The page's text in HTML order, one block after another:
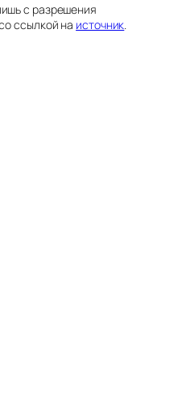
с разрешения
ссылкой на источник.